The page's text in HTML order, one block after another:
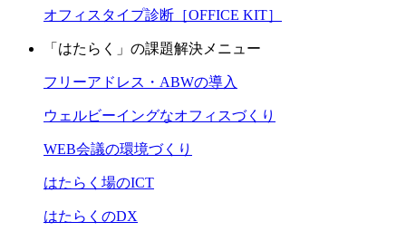
オフィスタイプ診断［OFFICE KIT］
「はたらく」の課題解決メニュー
フリーアドレス・ABWの導入
ウェルビーイングなオフィスづくり
WEB会議の環境づくり
はたらく場のICT
はたらくのDX